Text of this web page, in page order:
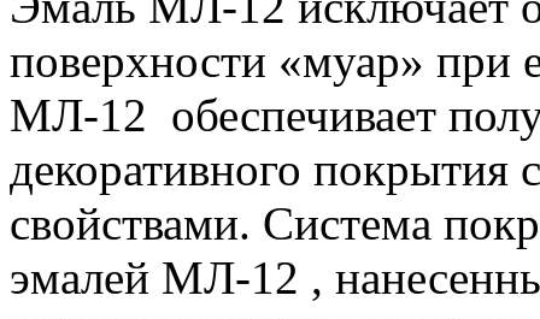
поверхности «муар» при
МЛ-12 обеспечивает
декоративного
свойствами. Система
эмалей МЛ-12 ,